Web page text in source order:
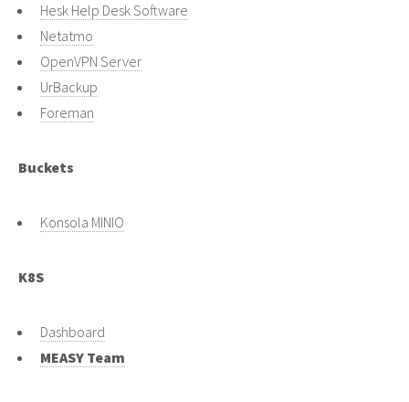
Hesk Help Desk Software
Netatmo
OpenVPN Server
UrBackup
Foreman
Buckets
Konsola MINIO
K8S
Dashboard
MEASY Team